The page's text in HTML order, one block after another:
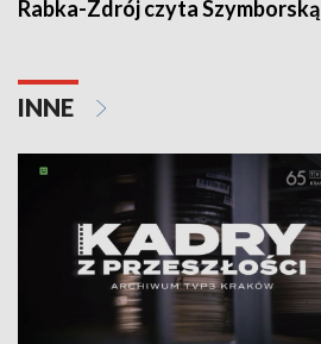
Rabka-Zdrój czyta Szymborską
INNE